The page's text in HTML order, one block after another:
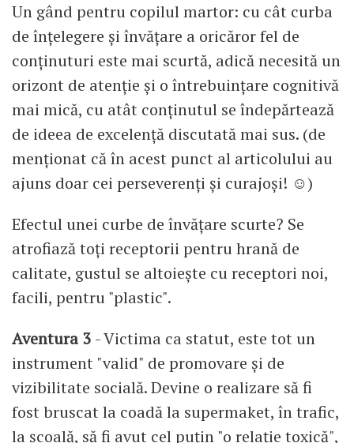
Un gând pentru copilul martor: cu cât curba
de înțelegere și învățare a oricăror fel de
conținuturi este mai scurtă, adică necesită un
orizont de atenție și o întrebuințare cognitivă
mai mică, cu atât conținutul se îndepărtează
de ideea de excelență discutată mai sus. (de
menționat că în acest punct al articolului au
ajuns doar cei perseverenți și curajoși! ☺)
Efectul unei curbe de învățare scurte? Se
atrofiază toți receptorii pentru hrană de
calitate, gustul se altoiește cu receptori noi,
facili, pentru "plastic".
Aventura 3 - Victima ca statut, este tot un
instrument "valid" de promovare și de
vizibilitate socială. Devine o realizare să fi
fost bruscat la coadă la supermaket, în trafic,
la școală, să fi avut cel puțin "o relație toxică",